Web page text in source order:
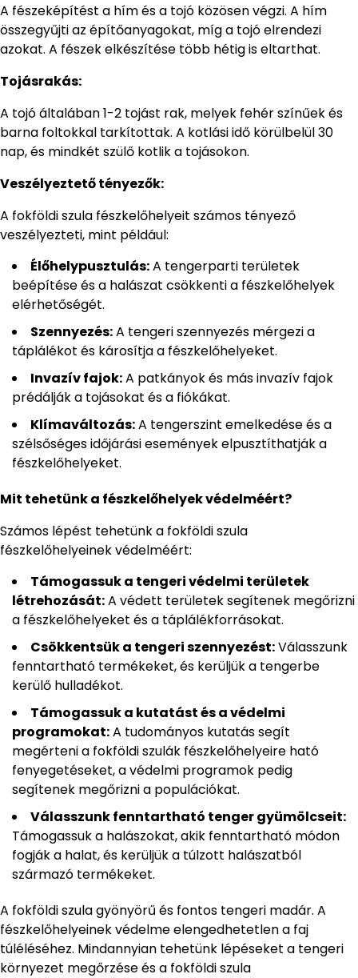
A fészeképítést a hím és a tojó közösen végzi. A hím
összegyűjti az építőanyagokat, míg a tojó elrendezi
azokat. A fészek elkészítése több hétig is eltarthat.
Tojásrakás:
A tojó általában 1-2 tojást rak, melyek fehér színűek és
barna foltokkal tarkítottak. A kotlási idő körülbelül 30
nap, és mindkét szülő kotlik a tojásokon.
Veszélyeztető tényezők:
A fokföldi szula fészkelőhelyeit számos tényező
veszélyezteti, mint például:
Élőhelypusztulás:A tengerparti területek
beépítése és a halászat csökkenti a fészkelőhelyek
elérhetőségét.
Szennyezés:A tengeri szennyezés mérgezi a
táplálékot és károsítja a fészkelőhelyeket.
Invazív fajok:A patkányok és más invazív fajok
prédálják a tojásokat és a fiókákat.
Klímaváltozás:A tengerszint emelkedése és a
szélsőséges időjárási események elpusztíthatják a
fészkelőhelyeket.
Mit tehetünk a fészkelőhelyek védelméért?
Számos lépést tehetünk a fokföldi szula
fészkelőhelyeinek védelméért:
Támogassuk a tengeri védelmi területek
létrehozását:A védett területek segítenek megőrizni
a fészkelőhelyeket és a táplálékforrásokat.
Csökkentsük a tengeri szennyezést:Válasszunk
fenntartható termékeket, és kerüljük a tengerbe
kerülő hulladékot.
Támogassuk a kutatást és a védelmi
programokat:A tudományos kutatás segít
megérteni a fokföldi szulák fészkelőhelyeire ható
fenyegetéseket, a védelmi programok pedig
segítenek megőrizni a populációkat.
Válasszunk fenntartható tenger gyümölcseit:
Támogassuk a halászokat, akik fenntartható módon
fogják a halat, és kerüljük a túlzott halászatból
származó termékeket.
A fokföldi szula gyönyörű és fontos tengeri madár. A
fészkelőhelyeinek védelme elengedhetetlen a faj
túléléséhez. Mindannyian tehetünk lépéseket a tengeri
környezet megőrzése és a fokföldi szula